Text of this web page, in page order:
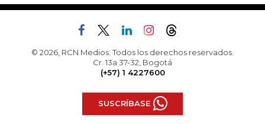
© 2026, RCN Medios. Todos los derechos reservados.
Cr. 13a 37-32, Bogotá
(+57) 1 4227600
SUSCRÍBASE